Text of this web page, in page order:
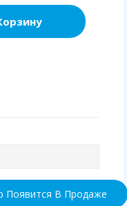
Появится В Продаже